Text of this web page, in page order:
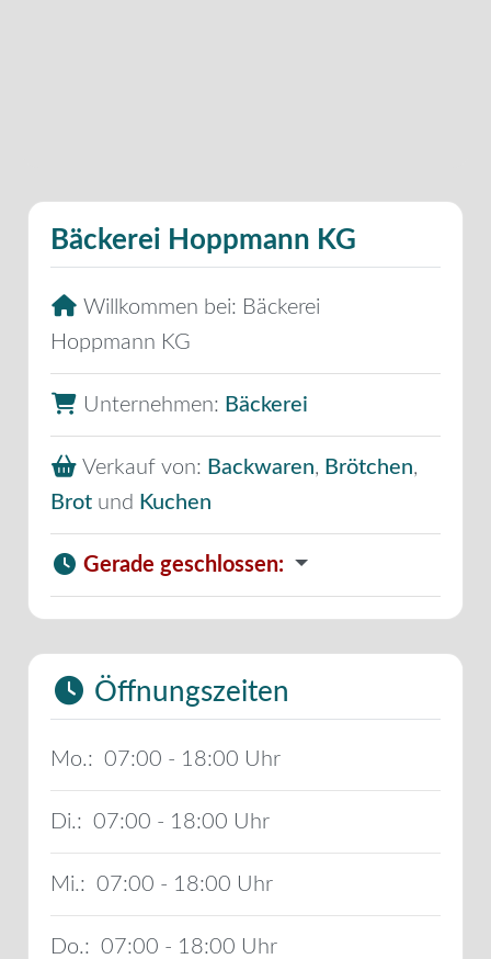
Bäckerei Hoppmann KG
Willkommen bei: Bäckerei
Hoppmann KG
Unternehmen: Bäckerei
Verkauf von: Backwaren, Brötchen,
Brot und Kuchen
Gerade geschlossen:
Öffnungszeiten
Mo.: 07:00 - 18:00
Di.: 07:00 - 18:00
Mi.: 07:00 - 18:00
Do.: 07:00 - 18:00